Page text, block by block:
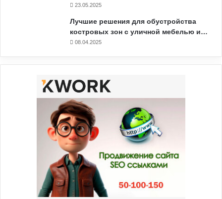
23.05.2025
Лучшие решения для обустройства
костровых зон с уличной мебелью и…
08.04.2025